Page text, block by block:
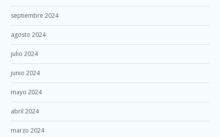
septiembre 2024
agosto 2024
julio 2024
junio 2024
mayo 2024
abril 2024
marzo 2024